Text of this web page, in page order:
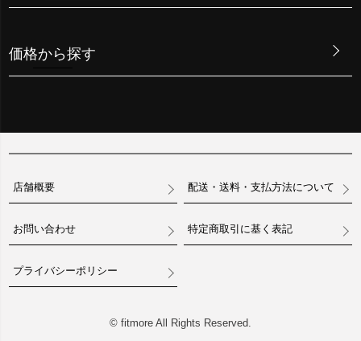
価格から探す
店舗概要 配送・送料・支払方法について
お問い合わせ 特定商取引に基く表記
プライバシーポリシー
© fitmore All Rights Reserved.